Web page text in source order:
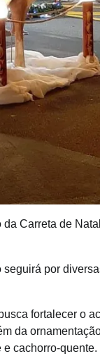
Carreta de
por
fortalecer o
da
cachorro-quente.